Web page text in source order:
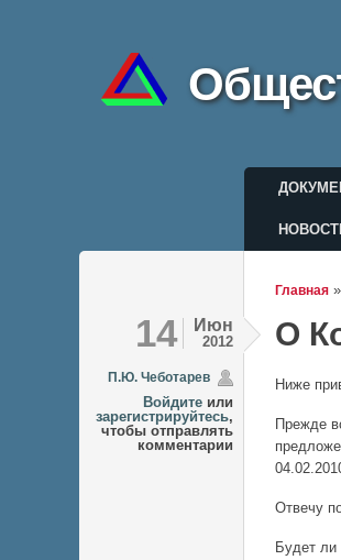
Меню
Вы
Главная »
14 Июн
2012
П.Ю. Чеботарев
Войдите или
зарегистрируйтесь,
чтобы отправлять
комментарии
О
Ниже
Прежде
Отвечу
Будет